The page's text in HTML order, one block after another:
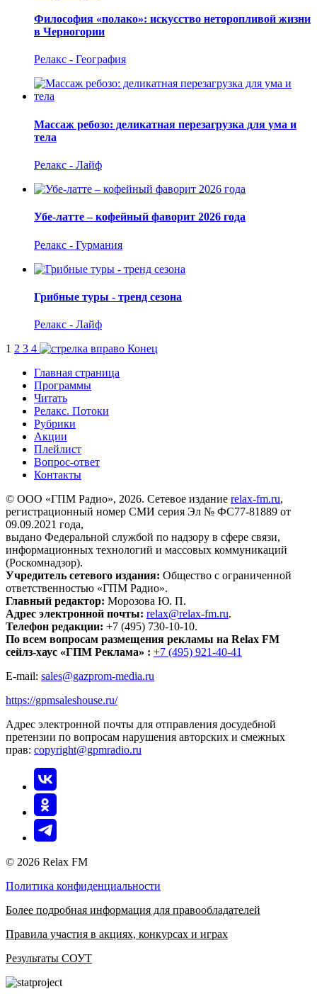
Философия «полако»: искусство неторопливой жизни
в Черногории
Релакс - География
Массаж ребозо: деликатная перезагрузка для ума и
тела
Релакс - Лайф
Убе-латте – кофейный фаворит 2026 года
Релакс - Гурмания
Грибные туры - тренд сезона
Релакс - Лайф
1 2 3 4
Конец
Главная страница
Программы
Читать
Релакс. Потоки
Рубрики
Акции
Плейлист
Вопрос-ответ
Контакты
© ООО «ГПМ Радио», 2026. Сетевое издание relax-fm.ru,
регистрационный номер СМИ серия Эл № ФС77-81889 от
09.09.2021 года,
выдано Федеральной службой по надзору в сфере связи,
информационных технологий и массовых коммуникаций
(Роскомнадзор).
Учредитель сетевого издания: Общество с ограниченной
ответственностью «ГПМ Радио».
Главный редактор: Морозова Ю. П.
Адрес электронной почты: relax@relax-fm.ru.
Телефон редакции: +7 (495) 730-10-10.
По всем вопросам размещения рекламы на Relax FM
сейлз-хаус «ГПМ Реклама» : +7 (495) 921-40-41
E-mail: sales@gazprom-media.ru
https://gpmsaleshouse.ru/
Адрес электронной почты для отправления досудебной
претензии по вопросам нарушения авторских и смежных
прав: copyright@gpmradio.ru
© 2026 Relax FM
Политика конфиденциальности
Более подробная информация для правообладателей
Правила участия в акциях, конкурсах и играх
Результаты СОУТ